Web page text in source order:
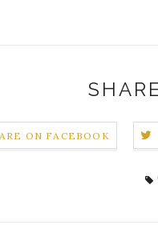
ON FACEBOOK